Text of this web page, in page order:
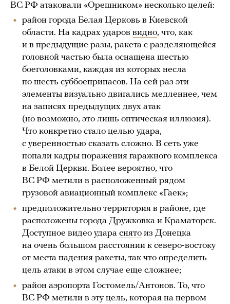
ВС РФ атаковали «Орешником» несколько целей:
район города Белая Церковь в Киевской
области. На кадрах ударов видно, что, как
и в предыдущие разы, ракета с разделяющейся
головной частью была оснащена шестью
боеголовками, каждая из которых несла
по шесть суббоеприпасов. На сей раз эти
элементы визуально двигались медленнее, чем
на записях предыдущих двух атак
(но возможно, это лишь оптическая иллюзия).
Что конкретно стало целью удара,
с уверенностью сказать сложно. В сеть уже
попали кадры поражения гаражного комплекса
в Белой Церкви. Более вероятно, что
ВС РФ метили в расположенный рядом
грузовой авиационный комплекс «Гаек»;
предположительно территория в районе, где
расположены города Дружковка и Краматорск.
Доступное видео удара снято из Донецка
на очень большом расстоянии к северо-востоку
от места падения ракеты, так что определить
цель атаки в этом случае еще сложнее;
район аэропорта Гостомель/Антонов. То, что
ВС РФ метили в эту цель, которая на первом